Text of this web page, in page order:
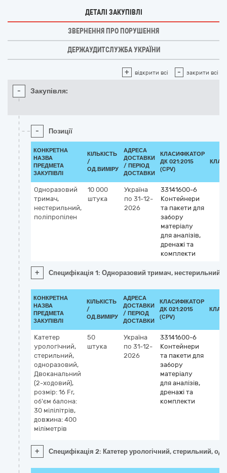
ДЕТАЛІ ЗАКУПІВЛІ
ЗВЕРНЕННЯ ПРО ПОРУШЕННЯ
ДЕРЖАУДИТСЛУЖБА УКРАЇНИ
+ відкрити всі - закрити всі
- Закупівля:
- Позиції
КОНКРЕТНА
НАЗВА
ПРЕДМЕТА
ЗАКУПІВЛІ
КІЛЬКІСТЬ
/
ОД.ВИМІРУ
АДРЕСА
ДОСТАВКИ
/ ПЕРІОД
ДОСТАВКИ
КЛАСИФІКАТОР
ДК 021:2015
(CPV)
Одноразовий
тримач,
нестерильний,
поліпропілен
10 000
штука
Україна
по 31-12-
2026
33141600-6
Контейнери
та пакети для
забору
матеріалу
для аналізів,
дренажі та
комплекти
+ Специфікація 1: Одноразовий тримач, нестерильний,
КОНКРЕТНА
НАЗВА
ПРЕДМЕТА
ЗАКУПІВЛІ
КІЛЬКІСТЬ
/
ОД.ВИМІРУ
АДРЕСА
ДОСТАВКИ
/ ПЕРІОД
ДОСТАВКИ
КЛАСИФІКАТОР
ДК 021:2015
(CPV)
Катетер
урологічний,
стерильний,
одноразовий,
Двоканальний
(2-ходовий),
розмір: 16 Fr,
об'єм балона:
30 мілілітрів,
довжина: 400
міліметрів
50
штука
Україна
по 31-12-
2026
33141600-6
Контейнери
та пакети для
забору
матеріалу
для аналізів,
дренажі та
комплекти
+ Специфікація 2: Катетер урологічний, стерильний,